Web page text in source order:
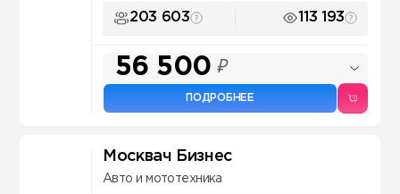
203 603 113 193
56 500 ₽
ПОДРОБНЕЕ
Москвач Бизнес
Авто и мототехника